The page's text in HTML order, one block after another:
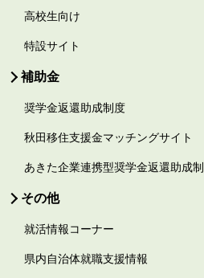
高校生向け
特設サイト
補助金
奨学金返還助成制度
秋田移住支援金マッチングサイト
あきた企業連携型奨学金返還助成
その他
就活情報コーナー
県内自治体就職支援情報